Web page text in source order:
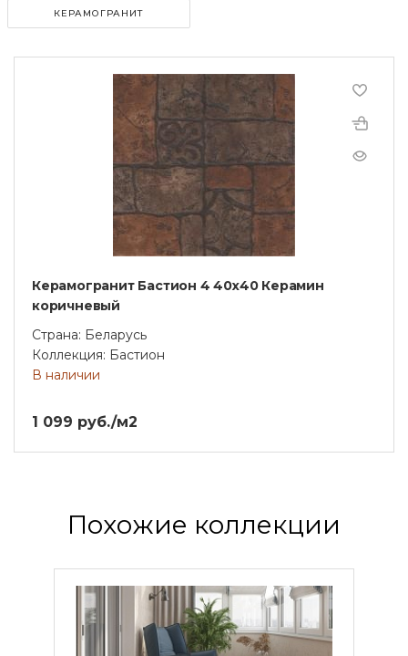
КЕРАМОГРАНИТ
Керамогранит Бастион 4 40х40 Керамин
коричневый
Страна: Беларусь
Коллекция: Бастион
В наличии
1 099 руб./м2
Похожие коллекции